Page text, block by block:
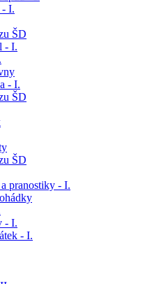
- I.
ŠD
- I.
- I.
ŠD
ŠD
pranostiky - I.
- I.
- I.